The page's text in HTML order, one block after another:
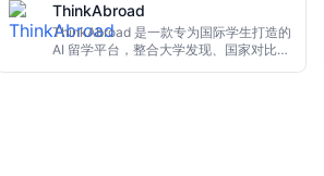
AI内置安全过滤，24/7可用，全球已有5
万+学生使用，免费即可开始。
ThinkAbroad
ThinkAbroad 是一款专为国际学生打造的
AI 留学平台，整合大学发现、国家对比、